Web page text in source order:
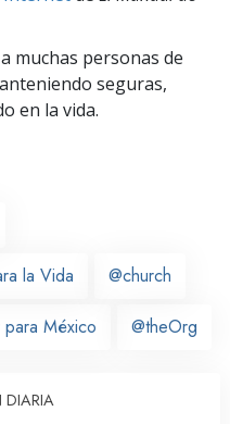
muchas personas de
seguras,
en la vida.
la Vida @church
México @theOrg